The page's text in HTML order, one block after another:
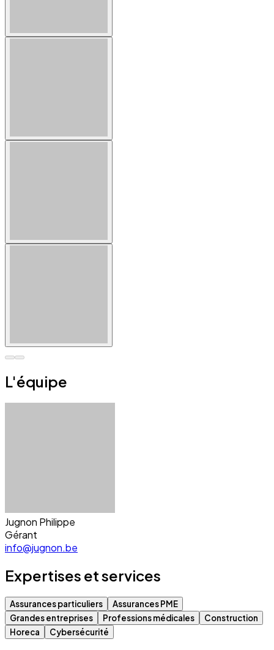
L'équipe
Jugnon Philippe
Gérant
info@jugnon.be
Expertises et services
Assurances particuliers
Assurances PME
Grandes entreprises
Professions médicales
Construction
Horeca
Cybersécurité